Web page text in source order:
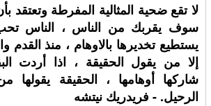
لا تقع ضحية المثالية المفرطة وتعتقد
سوف يقربك من الناس ، الناس
يستطيع تخديرها بالاوهام ، منذ القدم
إلا من يقول الحقيقة ، اذا أردت
شاركها أوهامها ، الحقيقة يقولها
الرحيل. - فريدريك نيتشه